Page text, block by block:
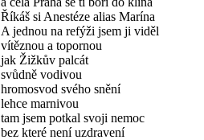
Říkáš si Anestéze alias Marína
A jednou na refýži jsem ji viděl
vítěznou a topornou
jak Žižkův palcát
svůdně vodivou
hromosvod svého snění
lehce marnivou
tam jsem potkal svoji nemoc
bez které není uzdravení